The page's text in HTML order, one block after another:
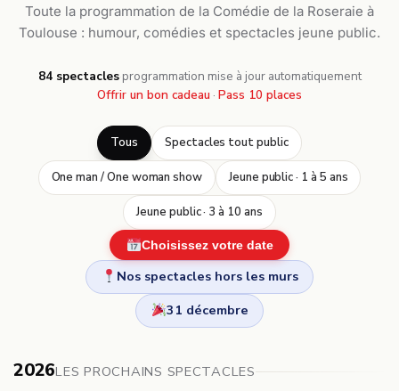
Toute la programmation de la Comédie de la Roseraie à
Toulouse : humour, comédies et spectacles jeune public.
84 spectacles· programmation mise à jour automatiquement
Offrir un bon cadeau · Pass 10 places
Tous Spectacles tout public
One man / One woman show Jeune public · 1 à 5 ans
Jeune public · 3 à 10 ans
Choisissez votre date
Nos spectacles hors les murs
31 décembre
2026LES PROCHAINS SPECTACLES